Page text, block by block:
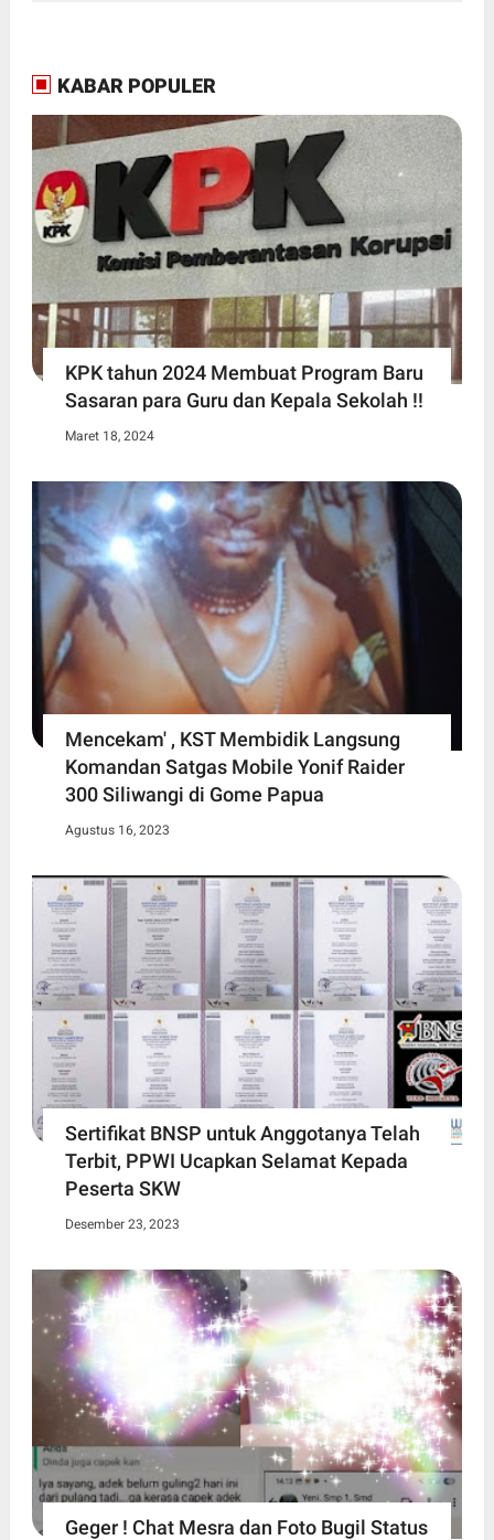
KABAR POPULER
KPK tahun 2024 Membuat Program Baru
Sasaran para Guru dan Kepala Sekolah !!
Maret 18, 2024
Mencekam' , KST Membidik Langsung
Komandan Satgas Mobile Yonif Raider
300 Siliwangi di Gome Papua
Agustus 16, 2023
Sertifikat BNSP untuk Anggotanya Telah
Terbit, PPWI Ucapkan Selamat Kepada
Peserta SKW
Desember 23, 2023
Geger ! Chat Mesra dan Foto Bugil Status